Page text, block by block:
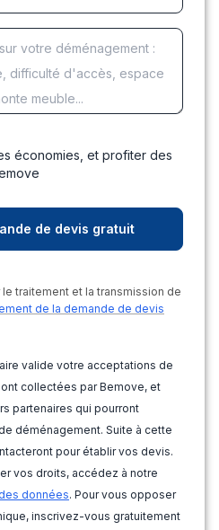
économies, et profiter des
le traitement et la transmission de
de la demande de devis
valide votre acceptations de
collectées par Bemove, et
partenaires qui pourront
déménagement. Suite à cette
pour établir vos devis.
vos droits, accédez à notre
données. Pour vous opposer
inscrivez-vous gratuitement